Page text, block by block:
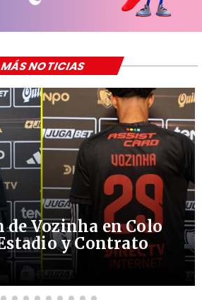
de Vozinha en Colo
y Contrato
MÁS NOTICIAS